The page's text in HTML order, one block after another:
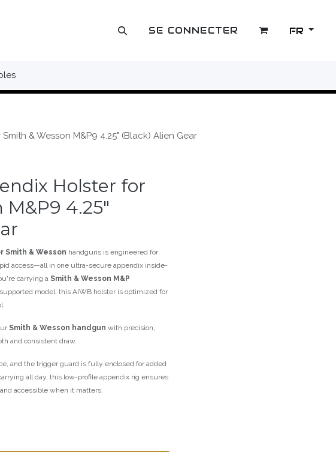
OUTLET SE CONNECTER FR
& Wesson M&P9 4.25" (Black) Alien Gear
Holster for
M&P9 4.25"
& Wesson handguns is engineered for
access—all in one ultra-secure appendix inside-
carrying a Smith & Wesson M&P
model, this AIWB holster is optimized for
Smith & Wesson handgun with precision,
and consistent draw.
and the trigger guard is fully enclosed for added
all day, this low-profile appendix rig ensures
accessible when it matters.